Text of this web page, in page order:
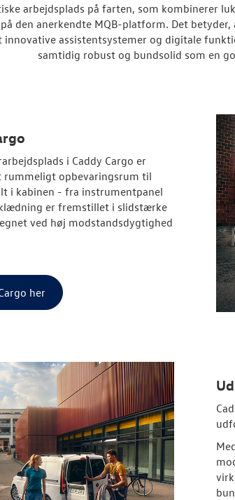
arbejdsplads på farten, som kombinerer
på den anerkendte MQB-platform. Det
innovative assistentsystemer og digitale
samtidig robust og bundsolid som en
i Caddy Cargo er
opbevaringsrum til
i kabinen - fra instrumentpanel
er fremstillet i slidstærke
ved høj modstandsdygtighed
her